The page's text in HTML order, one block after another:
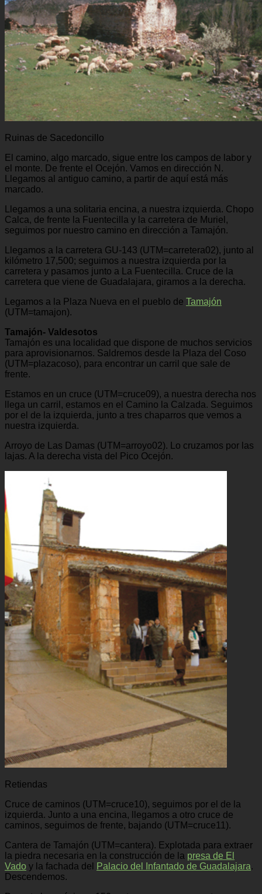
Ruinas de Sacedoncillo
El camino, algo marcado, sigue entre los campos de labor y
el monte. De frente el Ocejón. Vamos en dirección N.
Llegamos al antiguo camino, a partir de aquí está más
marcado.
Llegamos a una solitaria encina, a nuestra izquierda. Chopo
Calca, de frente la Fuentecilla y la carretera de Muriel,
seguimos por nuestro camino en dirección a Tamajón.
Llegamos a la carretera GU-143 (UTM=carretera02), junto al
kilómetro 17,500; seguimos a nuestra izquierda por la
carretera y pasamos junto a La Fuentecilla. Cruce de la
carretera que viene de Guadalajara, giramos a la derecha.
Legamos a la Plaza Nueva en el pueblo de Tamajón
(UTM=tamajon).
Tamajón- Valdesotos
Tamajón es una localidad que dispone de muchos servicios
para aprovisionarnos. Saldremos desde la Plaza del Coso
(UTM=plazacoso), para encontrar un carril que sale de
frente.
Estamos en un cruce (UTM=cruce09), a nuestra derecha nos
llega un carril, estamos en el Camino la Calzada. Seguimos
por el de la izquierda, junto a tres chaparros que vemos a
nuestra izquierda.
Arroyo de Las Damas (UTM=arroyo02). Lo cruzamos por las
lajas. A la derecha vista del Pico Ocejón.
Retiendas
Cruce de caminos (UTM=cruce10), seguimos por el de la
izquierda. Junto a una encina, llegamos a otro cruce de
caminos, seguimos de frente, bajando (UTM=cruce11).
Cantera de Tamajón (UTM=cantera). Explotada para extraer
la piedra necesaria en la construcción de la presa de El
Vado y la fachada del Palacio del Infantado de Guadalajara.
Descendemos.